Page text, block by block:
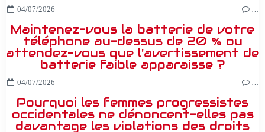
04/07/2026
Maintenez-vous la batterie de votre
téléphone au-dessus de 20 % ou
attendez-vous que l'avertissement de
batterie faible apparaisse ?
04/07/2026
Pourquoi les femmes progressistes
occidentales ne dénoncent-elles pas
davantage les violations des droits